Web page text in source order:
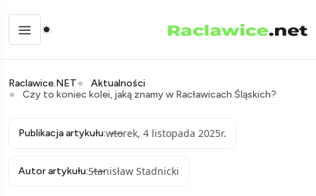
Raclawice.NET
Aktualności
Czy to koniec kolei, jaką znamy w Racławicach Śląskich?
Publikacja artykułu:wtorek, 4 listopada 2025r.
Autor artykułu:Stanisław Stadnicki